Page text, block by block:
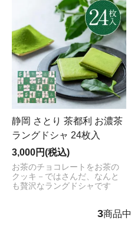
静岡 さとり 茶都利 お濃茶
ラングドシャ 24枚入
3,000円(税込)
お茶のチョコレートをお茶の
クッキ－ではさんだ、なんと
も贅沢なラングドシャです
3商品中